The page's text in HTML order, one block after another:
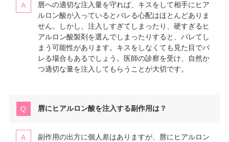
唇への適切な注入量を守れば、キスをして相手にヒア
ルロン酸が入っているとバレる心配はほとんどありま
せん。しかし、注入しすぎてしまったり、硬すぎるヒ
アルロン酸製剤を選んでしまったりすると、バレてし
まう可能性があります。キスをしなくても見た目でバ
レる場合もあるでしょう。医師の診察を受け、自然か
つ適切な量を注入してもらうことが大切です。
唇にヒアルロン酸を注入する副作用は？
副作用の出方に個人差はありますが、唇にヒアルロン